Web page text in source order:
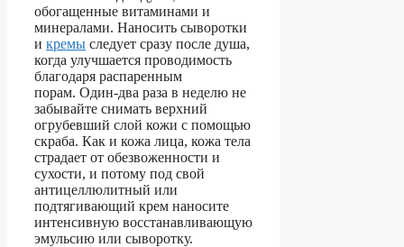
обогащенные витаминами и
минералами. Наносить сыворотки
и кремы следует сразу после душа,
когда улучшается проводимость
благодаря распаренным
порам. Один-два раза в неделю не
забывайте снимать верхний
огрубевший слой кожи с помощью
скраба. Как и кожа лица, кожа тела
страдает от обезвоженности и
сухости, и потому под свой
антицеллюлитный или
подтягивающий крем наносите
интенсивную восстанавливающую
эмульсию или сыворотку.